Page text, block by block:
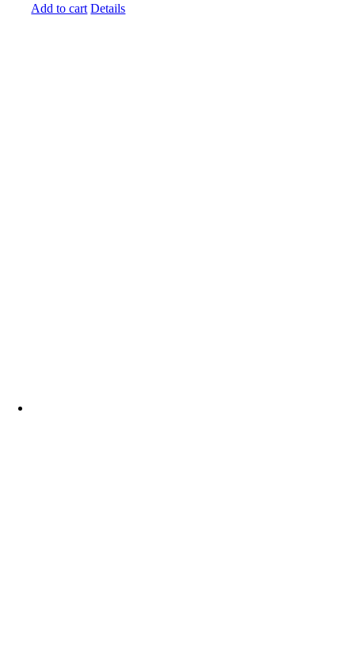
Add to cart Details